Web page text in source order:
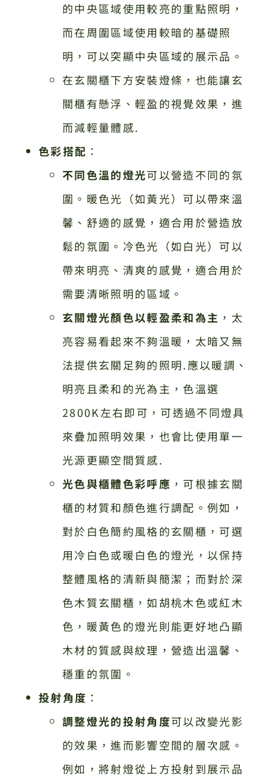
的中央區域使用較亮的重點照明，
而在周圍區域使用較暗的基礎照
明，可以突顯中央區域的展示品。
在玄關櫃下方安裝燈條，也能讓玄
關櫃有懸浮、輕盈的視覺效果，進
而減輕量體感.
色彩搭配 ：
不同色溫的燈光可以營造不同的氛
圍。暖色光（如黃光）可以帶來溫
馨、舒適的感覺，適合用於營造放
鬆的氛圍。冷色光（如白光）可以
帶來明亮、清爽的感覺，適合用於
需要清晰照明的區域。
玄關燈光顏色以輕盈柔和為主 ，太
亮容易看起來不夠溫暖，太暗又無
法提供玄關足夠的照明.應以暖調、
明亮且柔和的光為主，色溫選
2800K左右即可，可透過不同燈具
來疊加照明效果，也會比使用單一
光源更顯空間質感.
光色與櫃體色彩呼應 ，可根據玄關
櫃的材質和顏色進行調配。例如，
對於白色簡約風格的玄關櫃，可選
用冷白色或暖白色的燈光，以保持
整體風格的清新與簡潔；而對於深
色木質玄關櫃，如胡桃木色或紅木
色，暖黃色的燈光則能更好地凸顯
木材的質感與紋理，營造出溫馨、
穩重的氛圍。
投射角度 ：
調整燈光的投射角度可以改變光影
的效果，進而影響空間的層次感。
例如，將射燈從上方投射到展示品